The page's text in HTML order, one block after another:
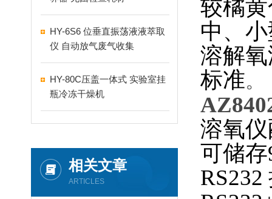
HY-6S6 位垂直振荡液液萃取
仪 自动放气废气收集
HY-80C压盖一体式 实验室挂
瓶冷冻干燥机
相关文章
ARTICLES
较橘
中、
溶解
标准。
溶氧
可储